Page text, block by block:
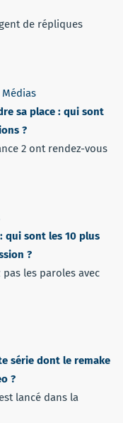
de répliques
Médias
sa place : qui sont
?
2 ont rendez-vous
qui sont les 10 plus
?
les paroles avec
série dont le remake
?
lancé dans la